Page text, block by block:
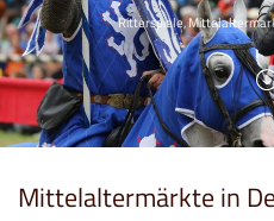
Ritterspiele,
Mittelaltermärkte in